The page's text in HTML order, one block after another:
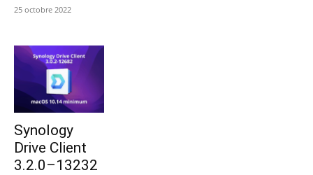
25 octobre 2022
Synology
Drive Client
3.2.0–13232